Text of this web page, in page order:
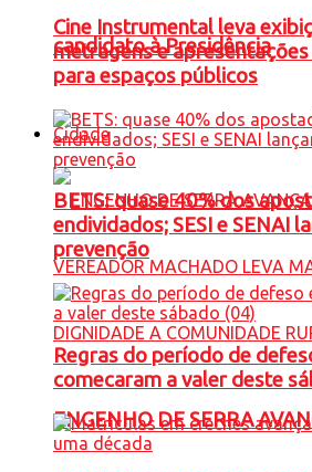
candidato à Presidência
Cidade
ENGENHO DE SERRA
Cine Instrumental leva
metragens e
para espaços públicos
BETS: quase 40% dos
endividados; SESI e SENAI
prevenção
Regras do período de
comecaram a valer deste